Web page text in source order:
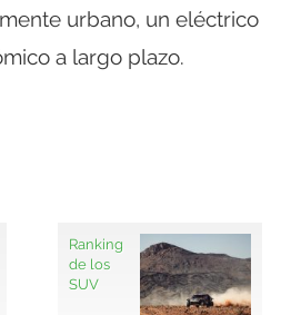
urbano, un eléctrico
a largo plazo.
Ranking
de los
SUV